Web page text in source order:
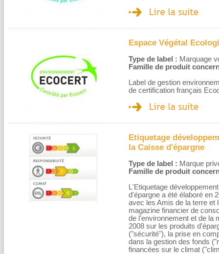
Espace Végétal
Type de label : Marquage
Famille de produit
Label de gestion
de certification français
Etiquetage
la Caisse d'épargne
Type de label : Marque
Famille de produit
L'Etiquetage
d'épargne a été élaboré en
avec les Amis de la terre et
magazine financier de
de l'environnement et de la
2008 sur les produits
("sécurité"), la prise en
dans la gestion des fonds
financées sur le climat